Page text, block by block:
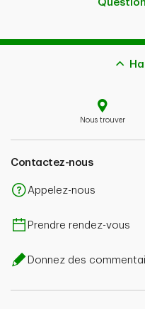
Nous trouver
Contactez-nous
Appelez-nous
Prendre rendez-vous
Donnez des